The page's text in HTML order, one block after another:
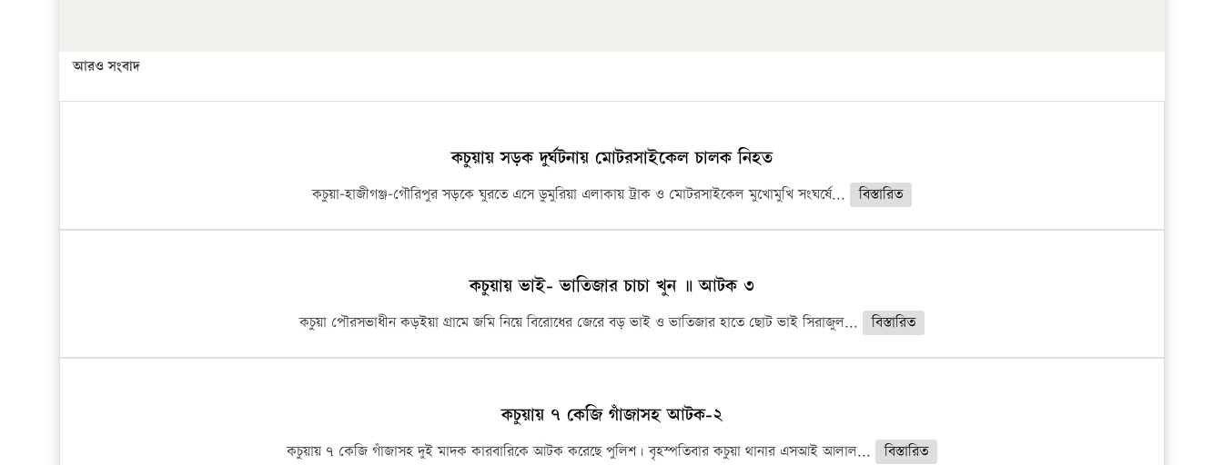
১৬ মে চাঁদপুর ও ২৫ মে ফেনী সফরে যাবেন প্রধানমন্ত্রী
চাঁদপুরে ২০ভরি ওজনের স্বর্নালংকার পেয়েও ফেরত দিয়ে দৃস্টান্ত স্থাপন করেন…
আরও সংবাদ
কচুয়ায় সড়ক দুর্ঘটনায় মোটরসাইকেল চালক নিহত
কচুয়া-হাজীগঞ্জ-গৌরিপুর সড়কে ঘুরতে এসে ডুমুরিয়া এলাকায় ট্রাক ও মোটরসাইকেল মুখোমুখি সংঘর্ষে... বিস্তারিত
কচুয়ায় ভাই- ভাতিজার চাচা খুন ॥ আটক ৩
কচুয়া পৌরসভাধীন কড়ইয়া গ্রামে জমি নিয়ে বিরোধের জেরে বড় ভাই ও ভাতিজার হাতে ছোট ভাই সিরাজুল... বিস্তারিত
কচুয়ায় ৭ কেজি গাঁজাসহ আটক-২
কচুয়ায় ৭ কেজি গাঁজাসহ দুই মাদক কারবারিকে আটক করেছে পুলিশ। বৃহস্পতিবার কচুয়া থানার এসআই আলাল... বিস্তারিত